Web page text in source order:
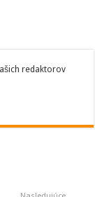
redaktorov